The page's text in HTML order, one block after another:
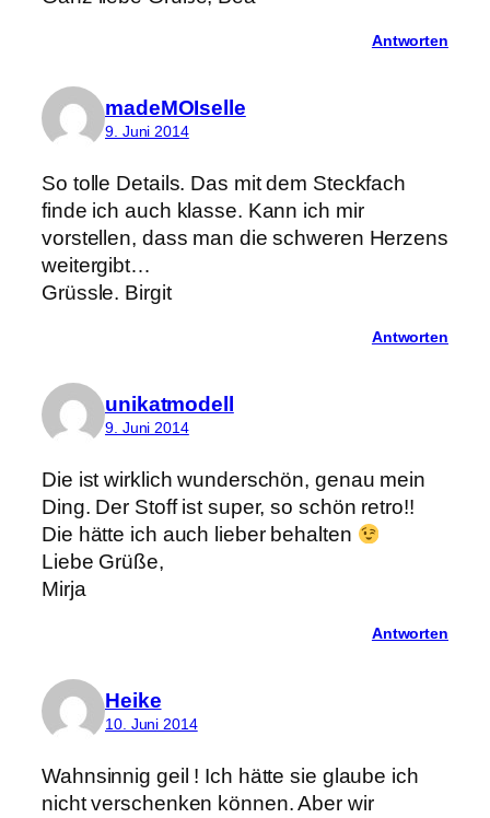
Antworten
madeMOIselle
9. Juni 2014
So tolle Details. Das mit dem Steckfach
finde ich auch klasse. Kann ich mir
vorstellen, dass man die schweren Herzens
weitergibt…
Grüssle. Birgit
Antworten
unikatmodell
9. Juni 2014
Die ist wirklich wunderschön, genau mein
Ding. Der Stoff ist super, so schön retro!!
Die hätte ich auch lieber behalten
Liebe Grüße,
Mirja
Antworten
Heike
10. Juni 2014
Wahnsinnig geil ! Ich hätte sie glaube ich
nicht verschenken können. Aber wir